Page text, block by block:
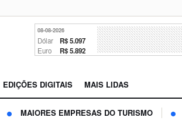
08-08-2026
Dólar R$ 5.097
Euro R$ 5.892
EDIÇÕES DIGITAIS MAIS LIDAS
MAIORES EMPRESAS DO TURISMO